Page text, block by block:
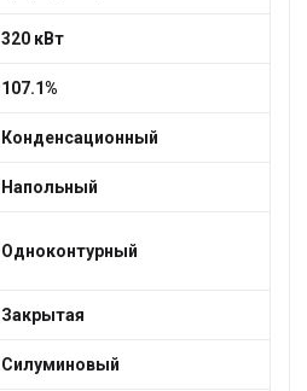
320 кВт
107.1%
Конденсационный
Напольный
Одноконтурный
Закрытая
Силуминовый